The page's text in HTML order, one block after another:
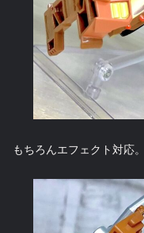
もちろんエフェクト対応。